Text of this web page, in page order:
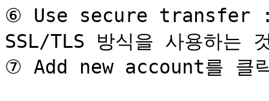
⑥ Use secure transfer :
SSL/TLS 방식을 사용하는
⑦ Add new account를 클